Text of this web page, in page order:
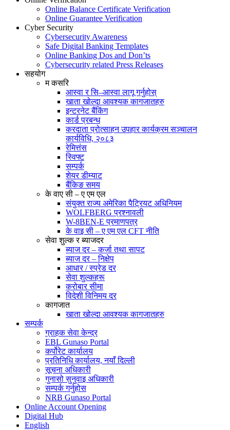
Online Balance Certificate Verification
Online Guarantee Verification
Cyber Security
Cybersecurity Awareness
Safe Digital Banking Templates
Online Banking Dos and Don’ts
Cybersecurity related Press Releases
सहयोग
म कसरि
आस्वा र सि–आस्वा लागू गर्नुहोस्
खाता खोल्दा आवश्यक कागजातहरु
इन्टरनेट बैंकिंग
कार्ड प्रबन्ध
करदाता प्रोत्साहन उपहार कार्यक्रम सञ्चालन
कार्यविधि, २०८३
रेमित्तंस
स्विफ्ट
सम्पर्क
शेयर डीम्याट
बैंकिङ समय
के वाए सी – ए एम एल
संयुक्त राज्य अमेरिका पैट्रियट अधिनियम
WOLFBERG प्रश्नावली
W-8BEN-E प्रमाणपत्र
के वाइ सी – ए एम एल CFT नीति
सेवा शुल्क र ब्याजदर
ब्याज दर – कर्जा तथा सापट
ब्याज दर – निक्षेप
आधार / स्प्रेड दर
सेवा शुल्कहरू
करोबार सीमा
विदेशी विनिमय दर
कागजात
खाता खोल्दा आवश्यक कागजातहरु
सम्पर्क
ग्राहक सेवा केन्द्र
EBL Gunaso Portal
कर्पोरेट कार्यालय
प्रतिनिधि कार्यालय, नयाँ दिल्ली
सूचना अधिकारी
गुनासो सुनुवाइ अधिकारी
सम्पर्क गर्नुहोस
NRB Gunaso Portal
Online Account Opening
Digital Hub
English